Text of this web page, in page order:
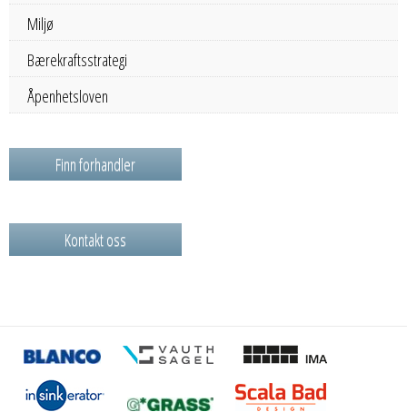
Miljø
Bærekraftsstrategi
Åpenhetsloven
Finn forhandler
Kontakt oss